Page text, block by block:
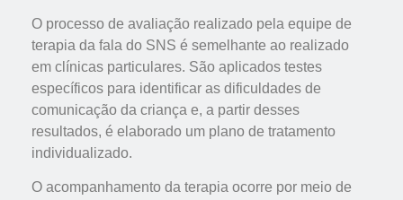
O processo de avaliação realizado pela equipe de
terapia da fala do SNS é semelhante ao realizado
em clínicas particulares. São aplicados testes
específicos para identificar as dificuldades de
comunicação da criança e, a partir desses
resultados, é elaborado um plano de tratamento
individualizado.
O acompanhamento da terapia ocorre por meio de